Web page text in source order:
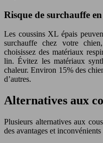
Risque de surchauffe en
Les coussins XL épais
surchauffe chez votre
choisissez des matériaux
lin. Évitez les matériaux
chaleur. Environ 15% des
d’autres.
Alternatives aux
Plusieurs alternatives aux
des avantages et